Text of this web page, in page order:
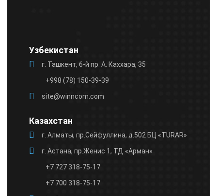
Узбекистан
г. Ташкент, 6-й пр. А. Каххара, 35
+998 (78) 150-39-39
site@winncom.com
Казахстан
г. Алматы, пр.Сейфуллина, д.502 БЦ «TURAR»
г. Астана, пр.Женис 1, ТД «Арман»
+7 727 318-75-17
+7 700 318-75-17